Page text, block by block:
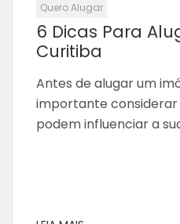
Quero Alugar
6 Dicas Para
Curitiba
Antes de alugar um
importante considerar
podem influenciar a